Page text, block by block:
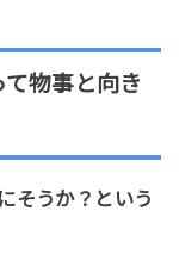
物事と向き
そうか？という